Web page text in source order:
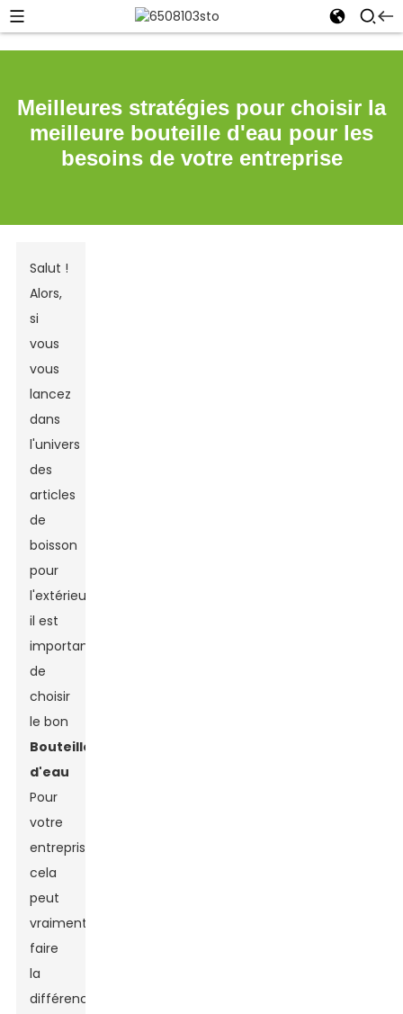
Meilleures stratégies pour choisir la
meilleure bouteille d'eau pour les
besoins de votre entreprise
Salut !
Alors,
si
vous
vous
lancez
dans
l'univers
des
articles
de
boisson
pour
l'extérieur,
il est
important
de
choisir
le bon
Bouteille
d'eau
Pour
votre
entreprise,
cela
peut
vraiment
faire
la
différence